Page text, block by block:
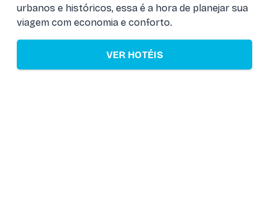
urbanos e históricos, essa é a hora de planejar sua
viagem com economia e conforto.
VER HOTÉIS